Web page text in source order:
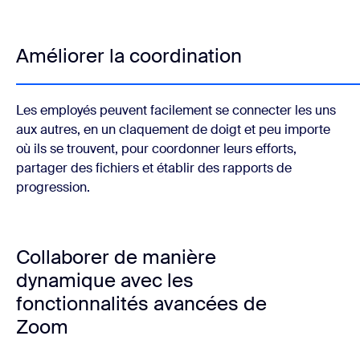
Améliorer la coordination
Les employés peuvent facilement se connecter les uns
aux autres, en un claquement de doigt et peu importe
où ils se trouvent, pour coordonner leurs efforts,
partager des fichiers et établir des rapports de
progression.
Collaborer de manière
dynamique avec les
fonctionnalités avancées de
Zoom